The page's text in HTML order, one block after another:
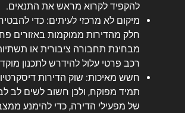
להקפיד לקרוא מראש את התנאים.
מיקום לא מרכזי לעיתים: כדי
חלק מהדירות ממוקמות באזורים
מבחינת תחבורה ציבורית או
רכב פרטי עלול להידרש לתכנון
חשש מאיכות: שוק הדירות
תמיד מפוקח, ולכן חשוב לשים לב
של מפעילי הדירה, כדי להימנע